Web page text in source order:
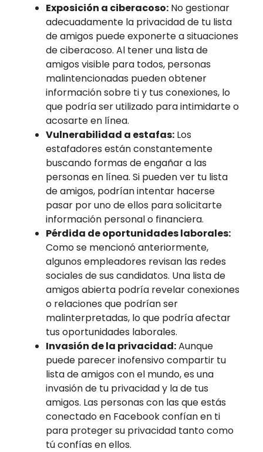
Exposición a ciberacoso: No gestionar
adecuadamente la privacidad de tu lista
de amigos puede exponerte a situaciones
de ciberacoso. Al tener una lista de
amigos visible para todos, personas
malintencionadas pueden obtener
información sobre ti y tus conexiones, lo
que podría ser utilizado para intimidarte o
acosarte en línea.
Vulnerabilidad a estafas: Los
estafadores están constantemente
buscando formas de engañar a las
personas en línea. Si pueden ver tu lista
de amigos, podrían intentar hacerse
pasar por uno de ellos para solicitarte
información personal o financiera.
Pérdida de oportunidades laborales:
Como se mencionó anteriormente,
algunos empleadores revisan las redes
sociales de sus candidatos. Una lista de
amigos abierta podría revelar conexiones
o relaciones que podrían ser
malinterpretadas, lo que podría afectar
tus oportunidades laborales.
Invasión de la privacidad:Aunque
puede parecer inofensivo compartir tu
lista de amigos con el mundo, es una
invasión de tu privacidad y la de tus
amigos. Las personas con las que estás
conectado en Facebook confían en ti
para proteger su privacidad tanto como
tú confías en ellos.